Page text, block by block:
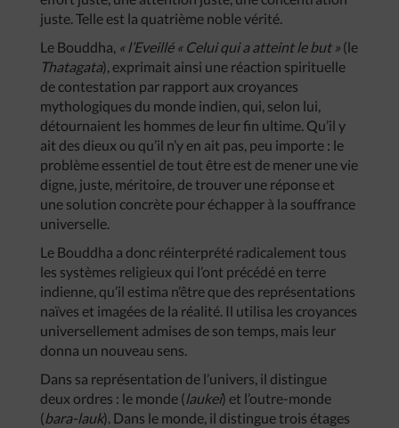
juste. Telle est la quatrième noble vérité.
Le Bouddha, « l’Eveillé « Celui qui a atteint le but » (le
Thatagata), exprimait ainsi une réaction spirituelle
de contestation par rapport aux croyances
mythologiques du monde indien, qui, selon lui,
détournaient les hommes de leur fin ultime. Qu’il y
ait des dieux ou qu’il n’y en ait pas, peu importe : le
problème essentiel de tout être est de mener une vie
digne, juste, méritoire, de trouver une réponse et
une solution concrète pour échapper à la souffrance
universelle.
Le Bouddha a donc réinterprété radicalement tous
les systèmes religieux qui l’ont précédé en terre
indienne, qu’il estima n’être que des représentations
naïves et imagées de la réalité. Il utilisa les croyances
universellement admises de son temps, mais leur
donna un nouveau sens.
Dans sa représentation de l’univers, il distingue
deux ordres : le monde (laukei) et l’outre-monde
(bara-lauk). Dans le monde, il distingue trois étages